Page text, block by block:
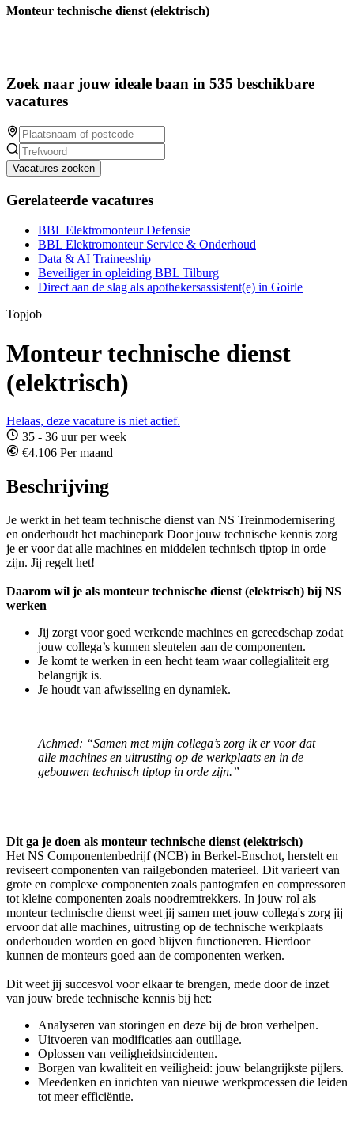
Monteur technische dienst (elektrisch)
Zoek naar jouw ideale baan in 535 beschikbare
vacatures
Vacatures zoeken
Gerelateerde vacatures
BBL Elektromonteur Defensie
BBL Elektromonteur Service & Onderhoud
Data & AI Traineeship
Beveiliger in opleiding BBL Tilburg
Direct aan de slag als apothekersassistent(e) in Goirle
Topjob
Monteur technische dienst
(elektrisch)
Helaas, deze vacature is niet actief.
35 - 36 uur per week
€4.106 Per maand
Beschrijving
Je werkt in het team technische dienst van NS Treinmodernisering
en onderhoudt het machinepark Door jouw technische kennis zorg
je er voor dat alle machines en middelen technisch tiptop in orde
zijn. Jij regelt het!
Daarom wil je als monteur technische dienst (elektrisch) bij NS
werken
Jij zorgt voor goed werkende machines en gereedschap zodat
jouw collega’s kunnen sleutelen aan de componenten.
Je komt te werken in een hecht team waar collegialiteit erg
belangrijk is.
Je houdt van afwisseling en dynamiek.
Achmed: “Samen met mijn collega’s zorg ik er voor dat
alle machines en uitrusting op de werkplaats en in de
gebouwen technisch tiptop in orde zijn.”
Dit ga je doen als monteur technische dienst (elektrisch)
Het NS Componentenbedrijf (NCB) in Berkel-Enschot, herstelt en
reviseert componenten van railgebonden materieel. Dit varieert van
grote en complexe componenten zoals pantografen en compressoren
tot kleine componenten zoals noodremtrekkers. In jouw rol als
monteur technische dienst weet jij samen met jouw collega's zorg jij
ervoor dat alle machines, uitrusting op de technische werkplaats
onderhouden worden en goed blijven functioneren. Hierdoor
kunnen de monteurs goed aan de componenten werken.
Dit weet jij succesvol voor elkaar te brengen, mede door de inzet
van jouw brede technische kennis bij het:
Analyseren van storingen en deze bij de bron verhelpen.
Uitvoeren van modificaties aan outillage.
Oplossen van veiligheidsincidenten.
Borgen van kwaliteit en veiligheid: jouw belangrijkste pijlers.
Meedenken en inrichten van nieuwe werkprocessen die leiden
tot meer efficiëntie.